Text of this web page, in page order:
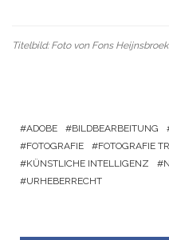
Titelbild: Foto von Fons Heijnsbroek
ADOBE BILDBEARBEITUNG
FOTOGRAFIE
FOTOGRAFIE
KÜNSTLICHE INTELLIGENZ
URHEBERRECHT